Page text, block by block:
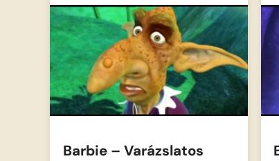
Barbie – Varázslatos